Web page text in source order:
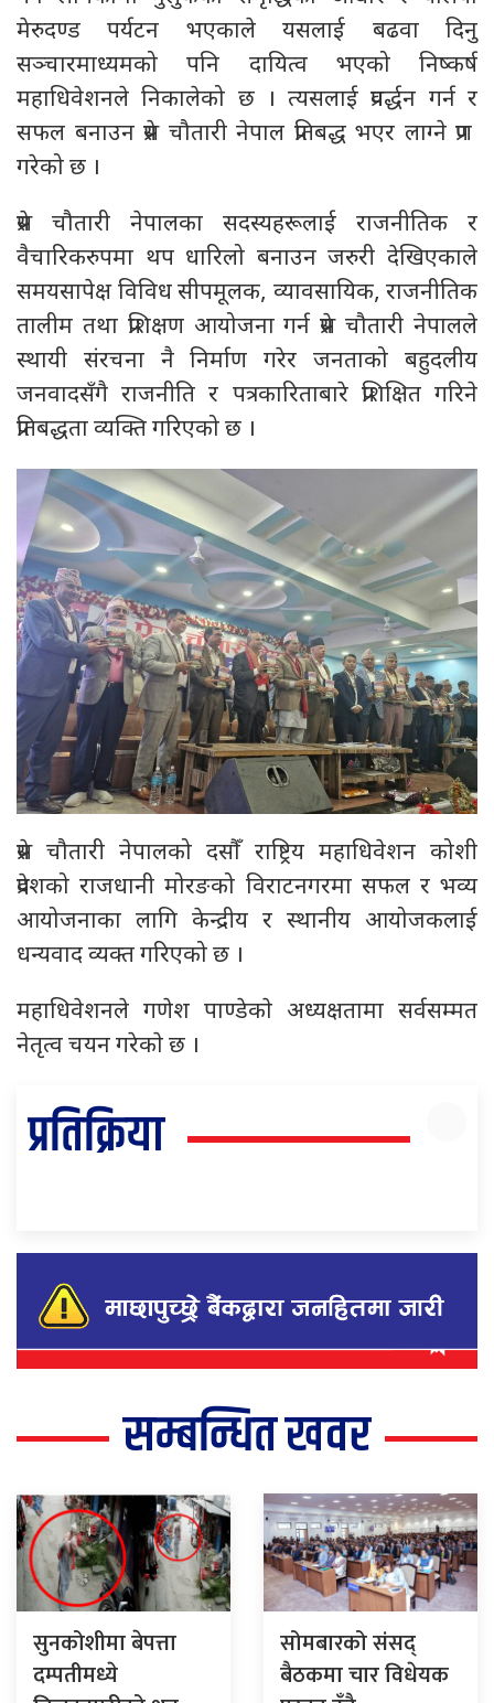
मेरुदण्ड पर्यटन भएकाले यसलाई बढवा दिनु
सञ्चारमाध्यमको पनि दायित्व भएको निष्कर्ष
महाधिवेशनले निकालेको छ । त्यसलाई प्रवर्द्धन गर्न र
सफल बनाउन प्रेस चौतारी नेपाल प्रतिबद्ध भएर लाग्ने प्रण
गरेको छ ।
प्रेस चौतारी नेपालका सदस्यहरूलाई राजनीतिक र
वैचारिकरुपमा थप धारिलो बनाउन जरुरी देखिएकाले
समयसापेक्ष विविध सीपमूलक, व्यावसायिक, राजनीतिक
तालीम तथा प्रशिक्षण आयोजना गर्न प्रेस चौतारी नेपालले
स्थायी संरचना नै निर्माण गरेर जनताको बहुदलीय
जनवादसँगै राजनीति र पत्रकारिताबारे प्रशिक्षित गरिने
प्रतिबद्धता व्यक्ति गरिएको छ ।
प्रेस चौतारी नेपालको दसौँ राष्ट्रिय महाधिवेशन कोशी
प्रदेशको राजधानी मोरङको विराटनगरमा सफल र भव्य
आयोजनाका लागि केन्द्रीय र स्थानीय आयोजकलाई
धन्यवाद व्यक्त गरिएको छ ।
महाधिवेशनले गणेश पाण्डेकाे अध्यक्षतामा सर्वसम्मत
नेतृत्व चयन गरेकाे छ ।
प्रतिक्रिया
सम्बन्धित खवर
सुनकोशीमा बेपत्ता
दम्पतीमध्ये
सोमबारको संसद्
बैठकमा चार विधेयक